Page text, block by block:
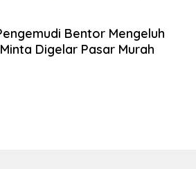
Bentor Mengeluh
Digelar Pasar Murah